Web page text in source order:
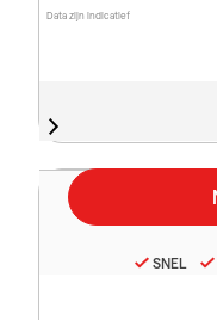
Data zijn indicatief
SNEL